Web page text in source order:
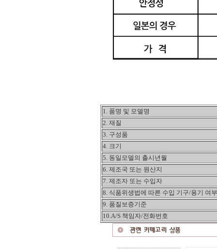
1. 품명 및 모델명
2. 재질
3. 구성품
4. 크기
5. 동일모델의 출시년월
6. 제조국 또는 원산지
7. 제조자 또는 수입자
8. 식품위생법에 따른 수입 기구/용기 여부
9. 품질보증기준
10.A/S 책임자/전화번호